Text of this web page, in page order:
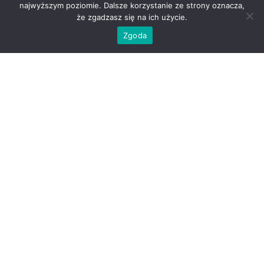
Kontakt
najwyższym poziomie. Dalsze korzystanie ze strony oznacza,
że zgadzasz się na ich użycie.
Zgoda